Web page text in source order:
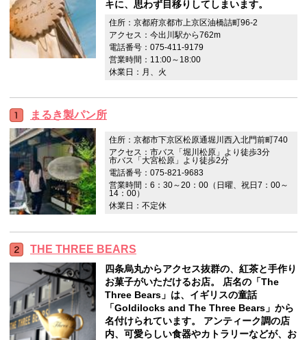
キに、思わず目移りしてしまいます。
住所：京都府京都市上京区油橋詰町96-2
アクセス：今出川駅から762m
電話番号：075-411-9179
営業時間：11:00～18:00
休業日：月、火
まるき製パン所
住所：京都市下京区松原通堀川西入北門前町740
アクセス：市バス「堀川松原」より徒歩3分
市バス「大宮松原」より徒歩2分
電話番号：075-821-9683
営業時間：6：30～20：00（日曜、祝日7：00～
14：00）
休業日：不定休
THE THREE BEARS
四条烏丸からアクセス抜群の、紅茶と手作り
お菓子がいただけるお店。 店名の「The
Three Bears」は、イギリスの童話
「Goldilocks and The Three Bears」から
名付けられています。 アンティーク調の店
内、可愛らしい食器やカトラリーなどが、お